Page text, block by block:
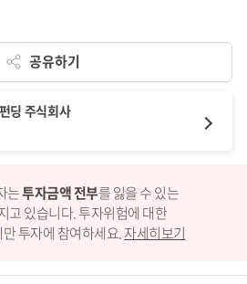
공유하기
는투자금액 전부를 잃을 수 있는
고 있습니다.투자위험에 대한
투자에 참여하세요.자세히보기
딩 주식회사